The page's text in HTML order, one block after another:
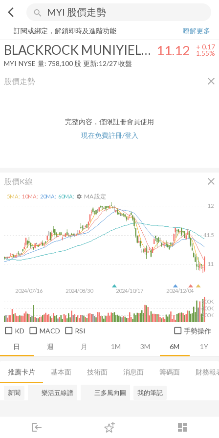
arrow_back_ios search
login dashboard
下單
BLACKROCK MUNIYIELD QUALITY FUND III INC
訂閱或綁定，解鎖即時及進階功能
瞭解更多
BLACKROCK MUNIYIELD QUALITY FUND III INC 11.12 + 0.17
1.55%
MYI NYSE 量: 758,100 股 更新:12/27 收盤
股價走勢 close
完整內容，僅限註冊會員使用
現在免費註冊/登入
股價K線 close
日 週 月 1M 3M 6M 1Y
2024/07/16 2024/08/30 2024/10/17 2024/12/04
11
11.5
12
200K
400K
600K
5MA: 10MA: 20MA: 60MA: settings MA 設定
KD MACD RSI 手勢操作
推薦卡片 基本面 技術面 消息面 籌碼面 財務報
新聞 樂活五線譜 三多風向圖 我的筆記